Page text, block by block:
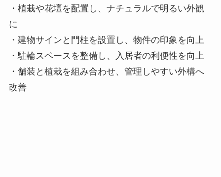
・植栽や花壇を配置し、ナチュラルで明るい外観
に
・建物サインと門柱を設置し、物件の印象を向上
・駐輪スペースを整備し、入居者の利便性を向上
・舗装と植栽を組み合わせ、管理しやすい外構へ
改善